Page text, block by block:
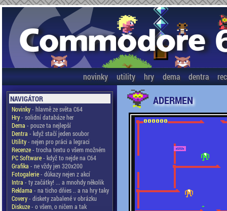
novinky utility hry dema dentra
NAVIGÁTOR
Novinky- hlavně ze světa C64
Hry- solidní databáze her
Dema - pouze ta nejlepší
Dentra - když stačí jeden soubor
Utility- nejen pro práci a legraci
Recenze- trocha textu o všem možném
PC Software- když to nejde na C64
Grafika - ne vždy jen 320x200
Fotogalerie- důkazy nejen z akcí
Intra - ty začátky! ... a mnohdy několik
Reklama - na ticho dňies .. a na hry taky
Covery- diskety zabalené v obrázku
Diskuze- o všem, o ničem a tak
ADERMEN